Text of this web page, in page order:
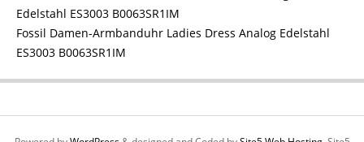
Fossil Damen-Armbanduhr Ladies Dress Analog Edelstahl
ES3003 B0063SR1IM